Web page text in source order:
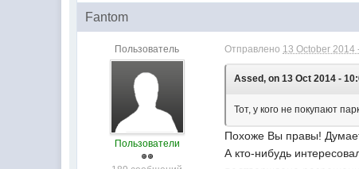
Fantom
Пользователь
Пользователи
Отправлено 13 October 2014
Assed, on 13 Oct 2014 -
Тот, у кого не покупают
Похоже Вы правы!
А кто-нибудь